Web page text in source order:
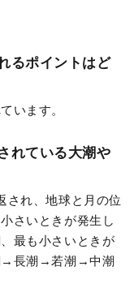
るポイントはど
います。
れている大潮や
され、地球と月の位
さいときが発生し
最も小さいときが
→長潮→若潮→中潮